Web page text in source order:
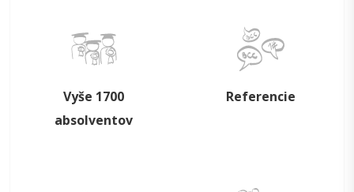
Vyše 1700
absolventov
Referencie